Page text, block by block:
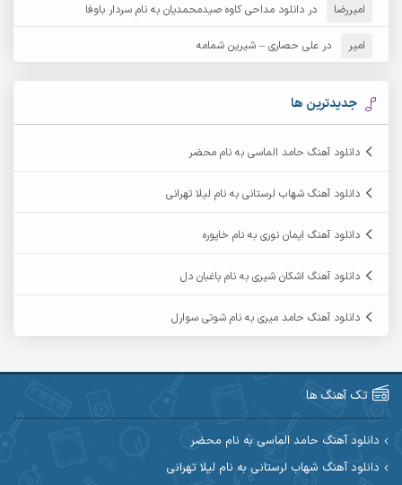
آرش مهرابی آرش نظری
آرشام
آرکاداش
آرین صیادی
آرین مریدی
آوات بوکانی آوات یگانه
امیررضا در دانلود مداحی کاوه صیدمحمدیان به نام سردار باوفا
امیر در علی حصاری – شیرین شمامه
جدیدترین ها
دانلود آهنگ حامد الماسی به نام محضر
دانلود آهنگ شهاب لرستانی به نام لیلا تهرانی
دانلود آهنگ ایمان نوری به نام خاپوره
دانلود آهنگ اشکان شیری به نام باغبان دل
دانلود آهنگ حامد میری به نام شوتی سوارل
تک آهنگ ها
دانلود آهنگ حامد الماسی به نام محضر
دانلود آهنگ شهاب لرستانی به نام لیلا تهرانی